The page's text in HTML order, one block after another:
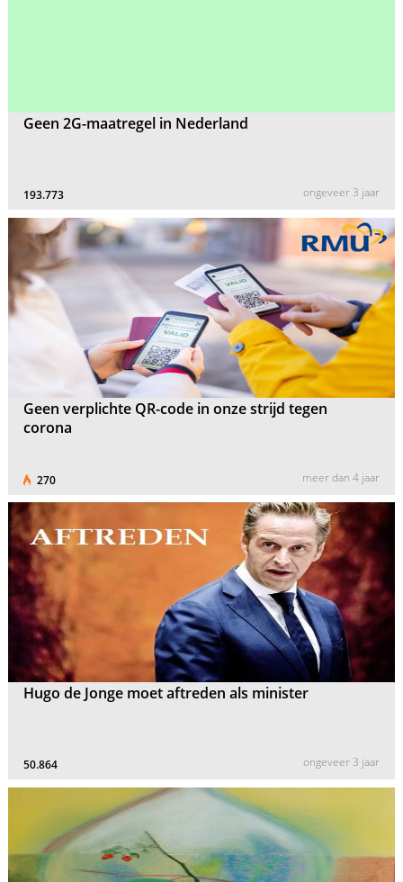
Geen 2G-maatregel in Nederland
193.773 ongeveer 3 jaar
Geen verplichte QR-code in onze strijd tegen
corona
270 meer dan 4 jaar
Hugo de Jonge moet aftreden als minister
50.864 ongeveer 3 jaar